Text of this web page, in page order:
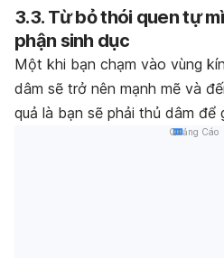
3.3. Từ bỏ thói quen tự
phận sinh dục
Một khi bạn chạm vào vùng
dâm sẽ trở nên mạnh mẽ và
quả là bạn sẽ phải thủ dâm để
Quảng Cáo